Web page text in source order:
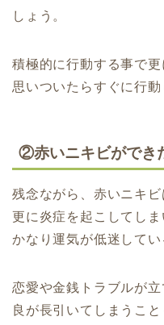
しょう。
積極的に行動する事で更
思いついたらすぐに行動
②赤いニキビができ
残念ながら、赤いニキビ
更に炎症を起こしてしま
かなり運気が低迷してい
恋愛や金銭トラブルが
良が長引いてしまうこ